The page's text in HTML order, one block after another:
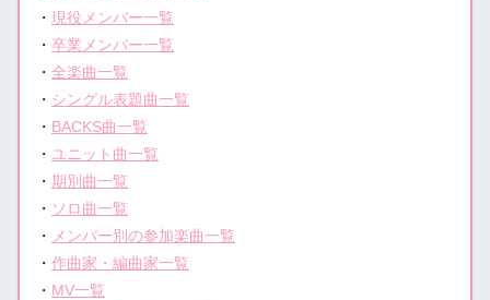
・現役メンバー一覧
・卒業メンバー一覧
・全楽曲一覧
・ シングル表題曲一覧
・ BACKS曲一覧
・ ユニット曲一覧
・期別曲一覧
・ ソロ曲一覧
・ メンバー別の参加楽曲一覧
・作曲家・編曲家一覧
・ MV一覧